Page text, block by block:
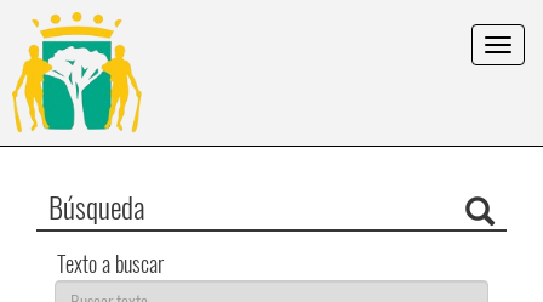
Toggle
Búsqueda
Texto a buscar